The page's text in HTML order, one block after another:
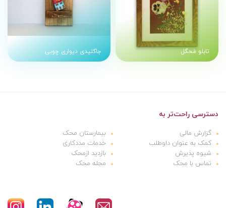
تابلو مَحگل جاکلیدی دیواری چوبی
دسترسی راحت‌تر به
گزارش مالی
بیمارستان محک
کمک به عنوان داوطلب
خدمات مددکاری
شیوه پذیرش
بازدید ازمحک
تماس با محک
مجله محک